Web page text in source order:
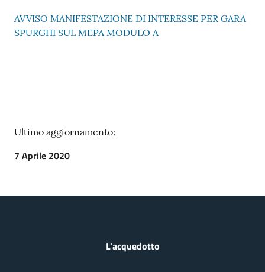
AVVISO MANIFESTAZIONE DI INTERESSE PER GARA
SPURGHI SUL MEPA MODULO A
Ultimo aggiornamento:
7 Aprile 2020
L'acquedotto